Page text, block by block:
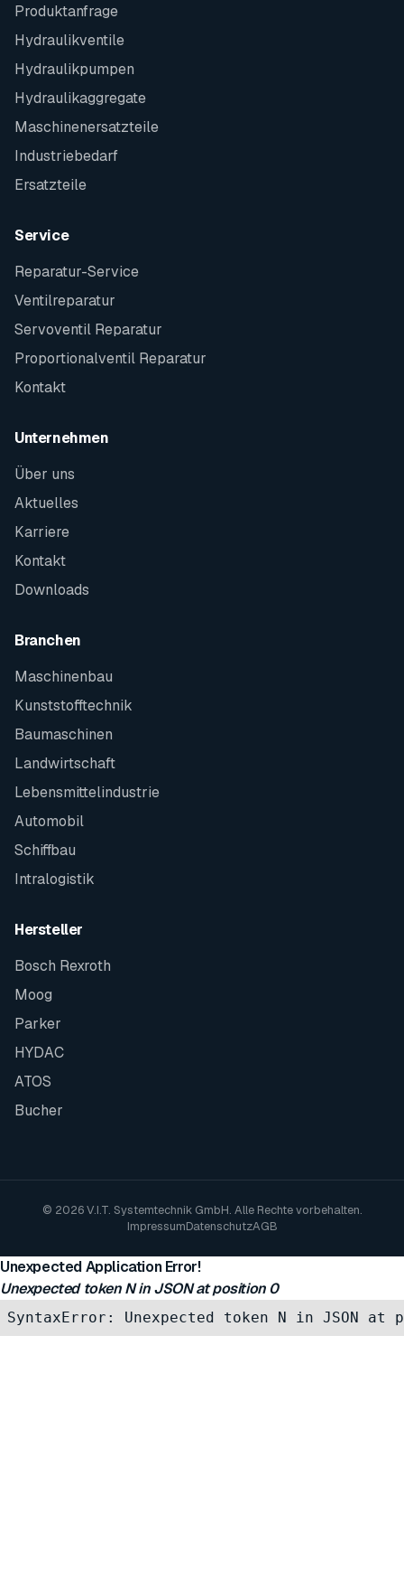
Produktanfrage
Hydraulikventile
Hydraulikpumpen
Hydraulikaggregate
Maschinenersatzteile
Industriebedarf
Ersatzteile
Service
Reparatur-Service
Ventilreparatur
Servoventil Reparatur
Proportionalventil Reparatur
Kontakt
Unternehmen
Über uns
Aktuelles
Karriere
Kontakt
Downloads
Branchen
Maschinenbau
Kunststofftechnik
Baumaschinen
Landwirtschaft
Lebensmittelindustrie
Automobil
Schiffbau
Intralogistik
Hersteller
Bosch Rexroth
Moog
Parker
HYDAC
ATOS
Bucher
© 2026 V.I.T. Systemtechnik GmbH. Alle Rechte vorbehalten.
ImpressumDatenschutzAGB
Unexpected Application Error!
Unexpected token N in JSON at position 0
SyntaxError: Unexpected token N in JSON at